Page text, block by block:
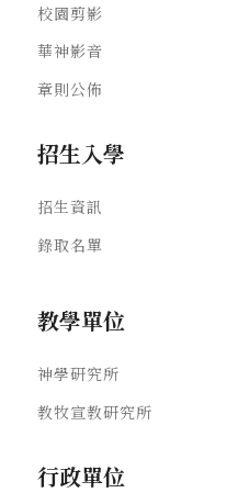
校園剪影
華神影音
章則公佈
招生入學
招生資訊
錄取名單
教學單位
神學研究所
教牧宣教研究所
行政單位